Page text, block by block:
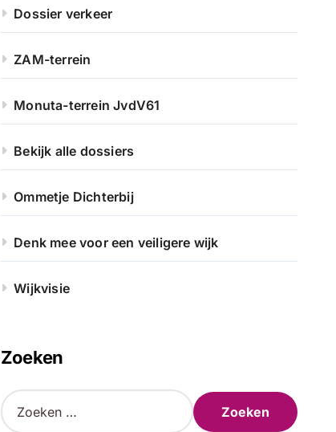
Dossier verkeer
ZAM-terrein
Monuta-terrein JvdV61
Bekijk alle dossiers
Ommetje Dichterbij
Denk mee voor een veiligere wijk
Wijkvisie
Zoeken
Z
o